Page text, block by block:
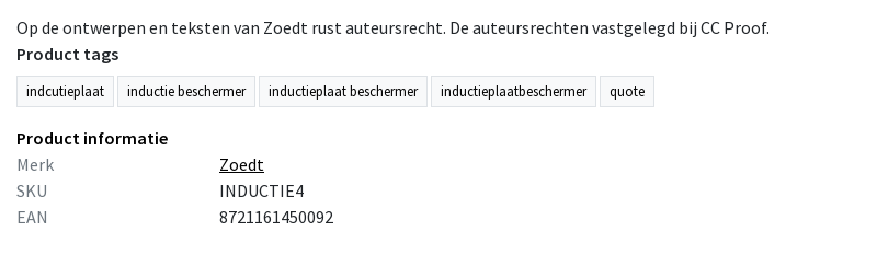
Op de ontwerpen en teksten van Zoedt rust auteursrecht. De auteursrechten vastgelegd bij CC Proof.
Product tags
indcutieplaat inductie beschermer inductieplaat beschermer inductieplaatbeschermer quote
Product informatie
Merk
Zoedt
SKU
INDUCTIE4
EAN
8721161450092